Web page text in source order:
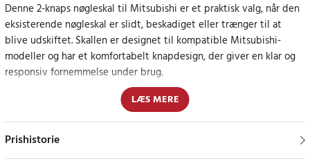
Denne 2-knaps nøgleskal til Mitsubishi er et praktisk valg, når den
eksisterende nøgleskal er slidt, beskadiget eller trænger til at
blive udskiftet. Skallen er designet til kompatible Mitsubishi-
modeller og har et komfortabelt knapdesign, der giver en klar og
responsiv fornemmelse under brug.
Plast- og kobberkonstruktionen giver et let og håndterbart
nøglehus, der er nemt at installere og fjerne. Det lige nøgleblad
med afrundet hoved og højre rille gør skallen skræddersyet til den
LÆS MERE
Prishistorie